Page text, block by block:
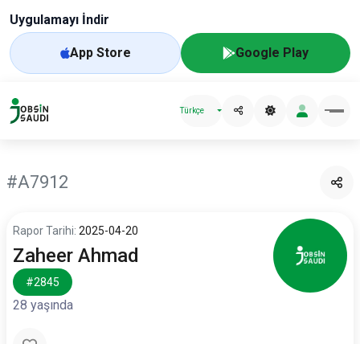
Uygulamayı İndir
App Store Google Play
Türkçe
#A7912
Rapor Tarihi: 2025-04-20
Zaheer Ahmad
#2845
28 yaşında